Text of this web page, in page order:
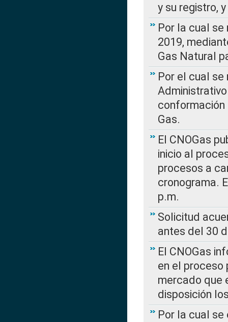
y su registro,
Por la cual
2019,
Gas Natural
Por el cual
conformación
Gas.
El CNOGas
inicio al
procesos a
cronograma.
p.m.
Solicitud
antes del 30
El CNOGas
en el
mercado que
disposición
Por la cual se